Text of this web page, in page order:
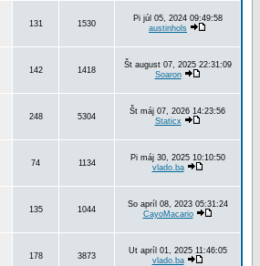
131 1530
Pi júl 05, 2024 09:49:58
austinhols
142 1418
Št august 07, 2025 22:31:09
Soaron
248 5304
Št máj 07, 2026 14:23:56
Staticx
74 1134
Pi máj 30, 2025 10:10:50
vlado.ba
135 1044
So apríl 08, 2023 05:31:24
CayoMacario
178 3873
Ut apríl 01, 2025 11:46:05
vlado.ba